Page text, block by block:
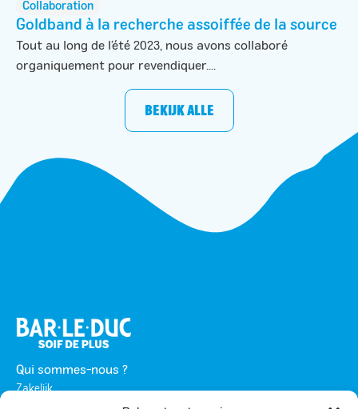
Collaboration
Goldband à la recherche assoiffée de la source
Tout au long de l’été 2023, nous avons collaboré
organiquement pour revendiquer....
BEKIJK ALLE
Qui sommes-nous ?
Zakelijk